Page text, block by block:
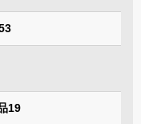
19